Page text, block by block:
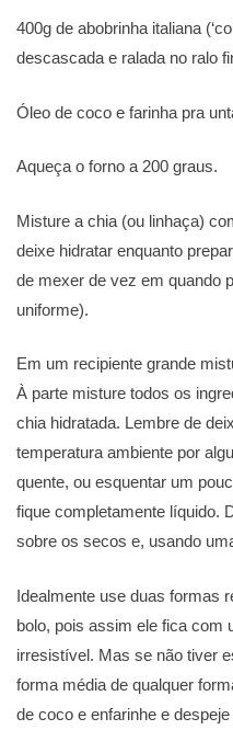
400g de abobrinha italiana
descascada e ralada no ralo
Óleo de coco e farinha pra
Aqueça o forno a 200 graus.
Misture a chia (ou linhaça)
deixe hidratar enquanto
de mexer de vez em quando
uniforme).
Em um recipiente grande
À parte misture todos os
chia hidratada. Lembre de
temperatura ambiente por
quente, ou esquentar um
fique completamente líquido.
sobre os secos e, usando
Idealmente use duas formas
bolo, pois assim ele fica com
irresistível. Mas se não tiver
forma média de qualquer
de coco e enfarinhe e